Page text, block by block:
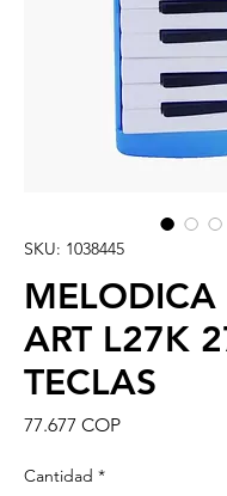
SKU: 1038445
MELODICA
ART L27K
TECLAS
77.677 COPPrecio
Cantidad *